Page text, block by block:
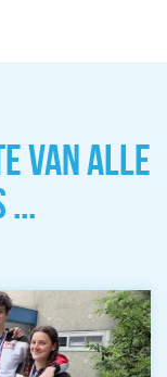
VAN ALLE
...